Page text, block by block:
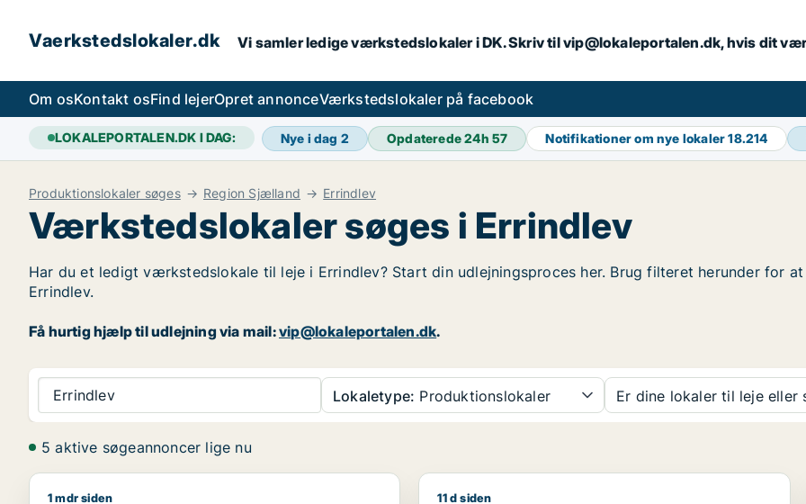
Vaerkstedslokaler.dk Vi samler ledige værkstedslokaler i DK. Skriv til vip@lokaleportalen.dk, hvis dit
Om osKontakt osFind lejerOpret annonceVærkstedslokaler på facebook
LOKALEPORTALEN.DK I DAG: Nye i dag 2 Opdaterede 24h57 Notifikationer om nye lokaler18.214
Produktionslokaler søges Region Sjælland Errindlev
Værkstedslokaler søges i Errindlev
Har du et ledigt værkstedslokale til leje i Errindlev? Start din udlejningsproces her. Brug filteret herunder for
Errindlev.
Få hurtig hjælp til udlejning via mail:vip@lokaleportalen.dk.
Errindlev Lokaletype: Produktionslokaler Er dine lokaler til leje eller
5 aktive søgeannoncer lige nu
Yurii søger lager, værksted, produktionslokaler eller garage til leje i Region Sjælland
1 mdr siden Cicilie søger kontor, lager, værksted, butik,
11 d siden